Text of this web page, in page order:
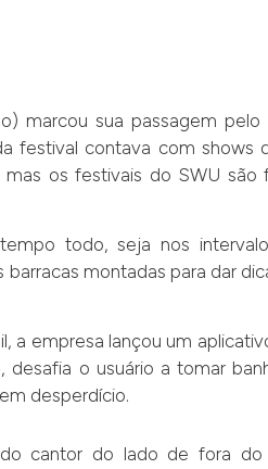
marcou sua passagem pelo
festival contava com shows
os festivais do SWU são
todo, seja nos
montadas para dar
a empresa lançou um
, desafia o usuário a tomar
desperdício.
cantor do lado de fora do